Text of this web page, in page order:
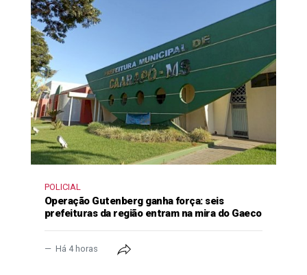
POLICIAL
Operação Gutenberg ganha força: seis
prefeituras da região entram na mira do Gaeco
Há 4 horas